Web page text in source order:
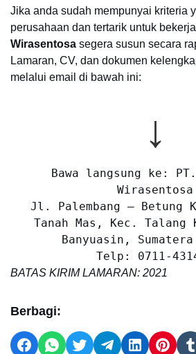
Jika anda sudah mempunyai kriteria
perusahaan dan tertarik untuk
Wirasentosa segera susun secara
Lamaran, CV, dan dokumen
melalui email di bawah ini:
↓
Bawa langsung ke:
Wirasentosa
Jl. Palembang – Betung
Tanah Mas, Kec. Talang
Banyuasin,
Telp: 0711-
BATAS KIRIM LAMARAN: 2021
Berbagi: